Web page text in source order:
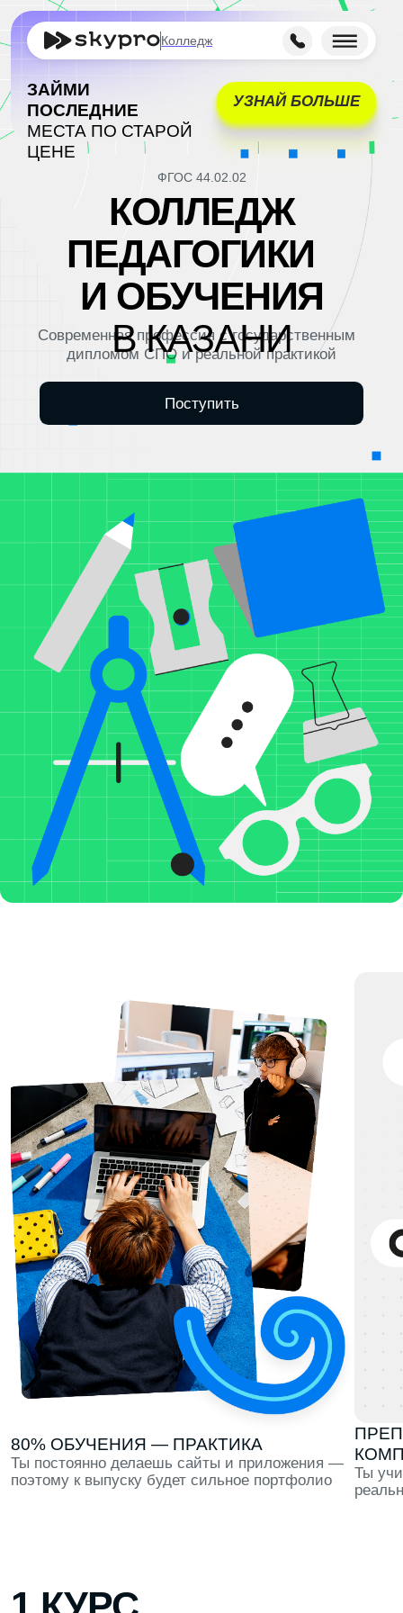
УЗНАЙ БОЛЬШЕ
ПОСЛЕДНИЕ
МЕСТА ПО СТАРОЙ
ЦЕНЕ
Колледж
ФГОС 44.02.02
Современная профессия с государственным
дипломом СПО и реальной практикой
КОЛЛЕДЖ
ПЕДАГОГИКИ
И ОБУЧЕНИЯ
В КАЗАНИ
Поступить
80% ОБУЧЕНИЯ — ПРАКТИКА
Ты постоянно делаешь сайты и приложения —
поэтому к выпуску будет сильное портфолио
КОМПАНИЙ
Ты учишься
реально
1 КУРС
Профориентация в течение всего первого семестра,
тест-драйв 6 направлений и первые проекты для